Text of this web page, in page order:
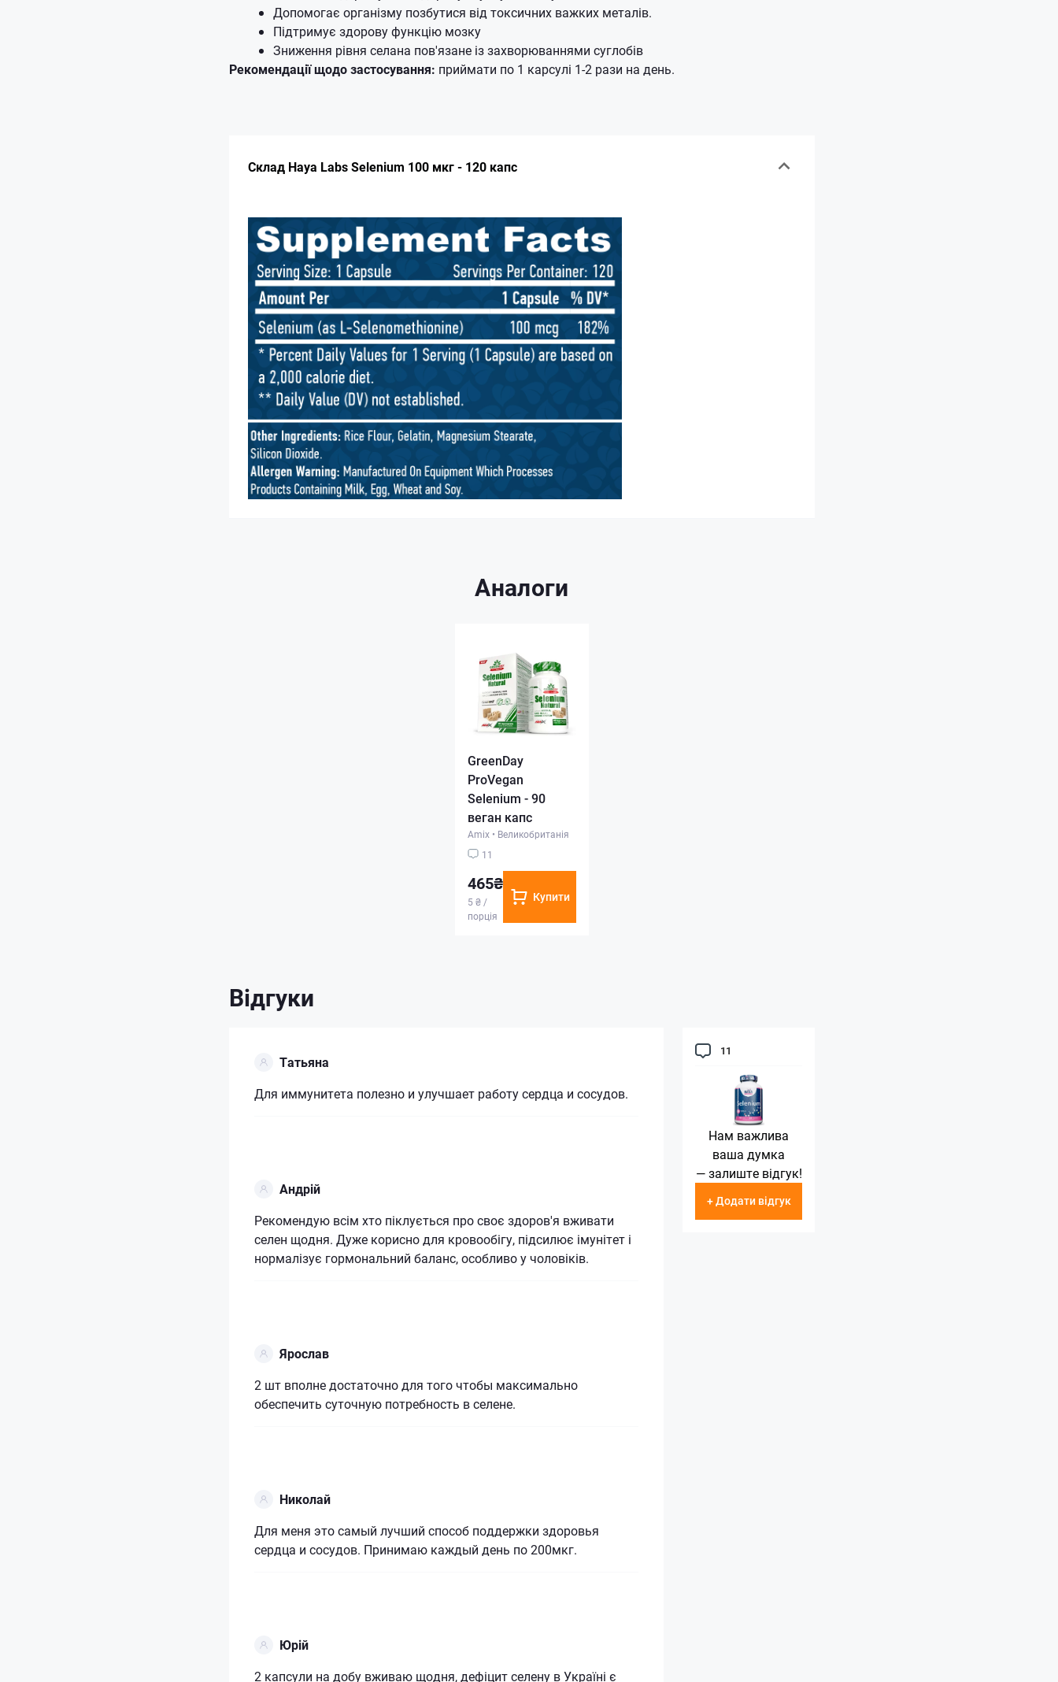
Допомогає організму позбутися від токсичних важких металів.
Підтримує здорову функцію мозку
Зниження рівня селана пов'язане із захворюваннями суглобів
Рекомендації щодо застосування: приймати по 1 карсулі 1-2 рази на день.
Склад Haya Labs Selenium 100 мкг - 120 капс
Аналоги
GreenDay
ProVegan
Selenium - 90
веган капс
Amix • Великобританія
11
465₴
5 ₴ /
порція
Купити
Відгуки
11
Нам важлива
ваша думка
— залиште відгук!
+ Додати відгук
Татьяна
Для иммунитета полезно и улучшает работу сердца и сосудов.
Андрій
Рекомендую всім хто піклується про своє здоров'я вживати
селен щодня. Дуже корисно для кровообігу, підсилює імунітет і
нормалізує гормональний баланс, особливо у чоловіків.
Ярослав
2 шт вполне достаточно для того чтобы максимально
обеспечить суточную потребность в селене.
Николай
Для меня это самый лучший способ поддержки здоровья
сердца и сосудов. Принимаю каждый день по 200мкг.
Юрій
2 капсули на добу вживаю щодня, дефіцит селену в Україні є